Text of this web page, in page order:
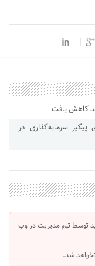
هلدینگ اقتصادی پیگیر سرمایه‌گذاری در
توسط تیم مدیریت در وب
شد.